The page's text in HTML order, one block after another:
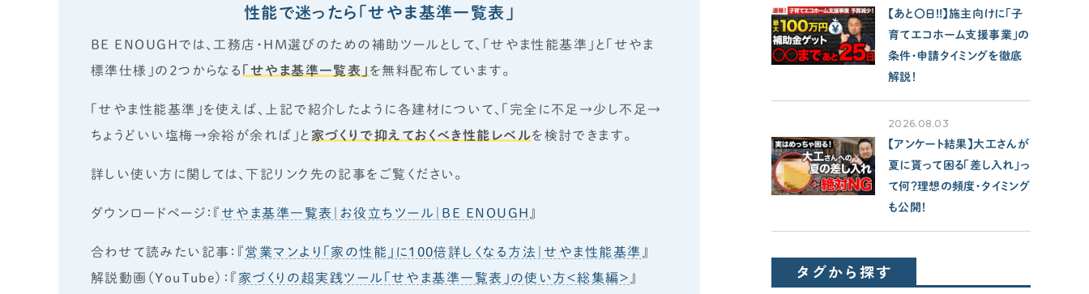
性能で迷ったら「せやま基準一覧表」
BE ENOUGHでは、工務店・HM選びのための補助ツールとして、 「せやま性能基準」 と
「せやま
標準仕様」の２つ からなる 「せやま基準一覧表」 を無料配布しています。
「せやま性能基準」を使えば、上記で紹介したように各建材について、「完全に不足→少し不足→
ちょうどいい塩梅→余裕が余れば」と 家づくりで抑えておくべき性能レベルを検討できます。
詳しい使い方に関しては、下記リンク先の記事をご覧ください。
ダウンロードページ：『 せやま基準一覧表｜お役立ちツール｜BE ENOUGH 』
合わせて読みたい記事：『営業マンより「家の性能」に100倍詳しくなる方法｜せやま性能基準 』
解説動画（YouTube）：『 家づくりの超実践ツール「せやま基準一覧表」の使い方＜総集編＞ 』
【あと〇日!!】施主向けに「子
育てエコホーム支援事業」の
条件・申請タイミングを徹底
解説！
2026.08.03
【アンケート結果】大工さんが
夏に貰って困る「差し入れ」っ
て何？理想の頻度・タイミング
も公開！
タグから探す